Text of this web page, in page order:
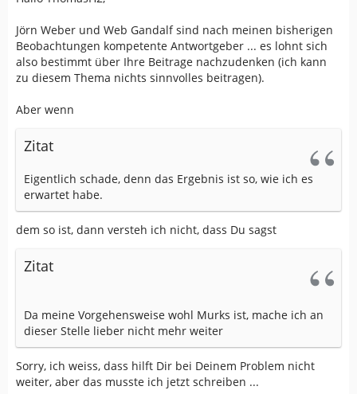
Jörn Weber und Web Gandalf sind nach meinen bisherigen
Beobachtungen kompetente Antwortgeber ... es lohnt sich
also bestimmt über Ihre Beitrage nachzudenken (ich kann
zu diesem Thema nichts sinnvolles beitragen).
Aber wenn
Zitat
Eigentlich schade, denn das Ergebnis ist so, wie ich es
erwartet habe.
dem so ist, dann versteh ich nicht, dass Du sagst
Zitat
Da meine Vorgehensweise wohl Murks ist, mache ich an
dieser Stelle lieber nicht mehr weiter
Sorry, ich weiss, dass hilft Dir bei Deinem Problem nicht
weiter, aber das musste ich jetzt schreiben ...